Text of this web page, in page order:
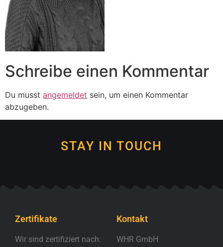
Schreibe einen Kommentar
Du musst angemeldet sein, um einen Kommentar
abzugeben.
STAY IN TOUCH
Zertifikate
Wir sind zertifiziert nach:
Kontakt
WHR GmbH